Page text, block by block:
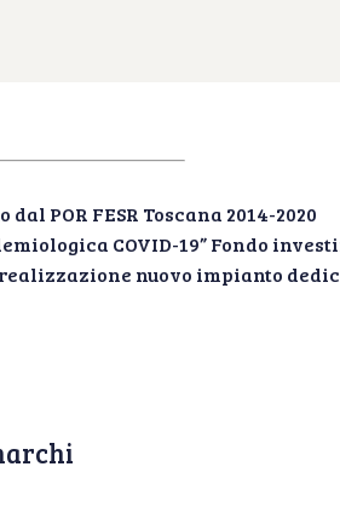
POR FESR Toscana 2014-2020
COVID-19” Fondo
nuovo impianto